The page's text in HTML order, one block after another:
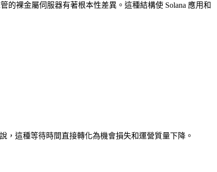
裸金屬伺服器有著根本性差異。這種結構使 Solana 應用和
，這種等待時間直接轉化為機會損失和運營質量下降。